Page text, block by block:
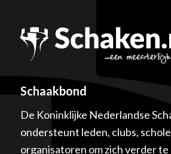
Schaakbond
De Koninklijke Nederlandse
ondersteunt leden, clubs,
organisatoren om zich verder